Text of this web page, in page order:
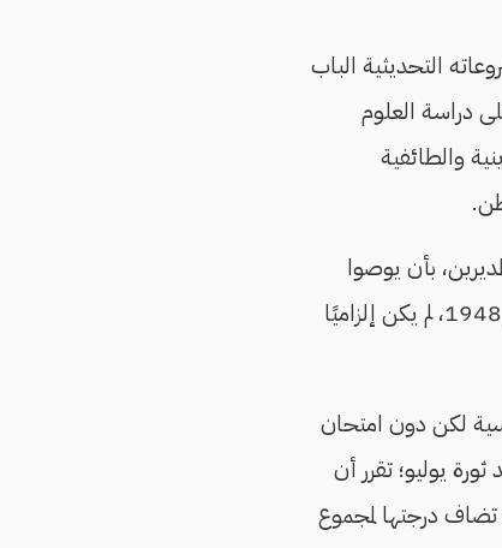
الكوادر اللازمة لمشروعاته التحديثية الباب
دراسة العلوم
والطائفية
بأن يوصوا
المعلمين بالتخفف من إجبار تلاميذهم على حفظ القرآن، ليتفرغوا لتحصيل المعرفة. وحتى عام 1948، لم يكن إلزاميًا
لكن دون امتحان
يوليو؛ تقرر أن
تضاف درجتها لمجموع